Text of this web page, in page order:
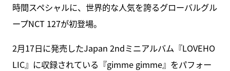
時間スペシャルに、世界的な人気を誇るグローバルグル
ープNCT 127が初登場。
2月17日に発売したJapan 2ndミニアルバム『LOVEHO
LIC』に収録されている『gimme gimme』をパフォー